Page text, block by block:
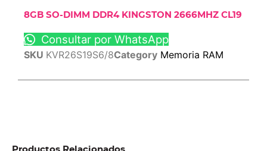
8GB SO-DIMM DDR4 KINGSTON 2666MHZ CL19
Consultar por WhatsApp
SKU KVR26S19S6/8Category Memoria RAM